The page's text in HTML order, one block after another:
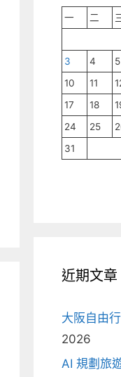
一 二
3
4 5
10
11
17
18
24
25
31
近期文章
大阪自由
2026
AI 規劃旅